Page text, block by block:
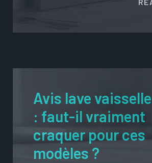
Avis lave
: faut-il vraiment
craquer pour ces
modèles ?